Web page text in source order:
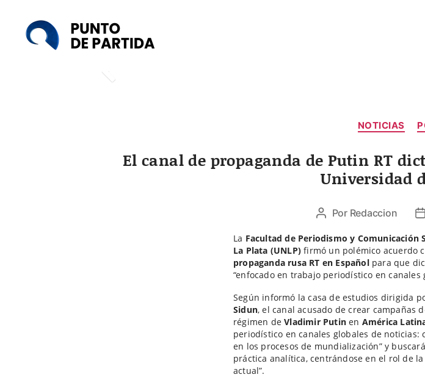
NOTICIAS
El canal de propaganda de Putin RT
Universidad
Autor
la
entrada
Por Redaccion
La Facultad de Periodismo y Comunicación
La Plata (UNLP) firmó un polémico acuerdo
propaganda rusa RT en Españolpara que
“enfocado en trabajo periodístico en canales
Según informó la casa de estudios dirigida
Sidun, el canal acusado de crear campañas
régimen deVladimir Putinen América
periodístico en canales globales de
en los procesos de mundialización” y
práctica analítica, centrándose en el rol de
actual”.